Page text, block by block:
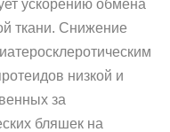
ускорению обмена
ткани. Снижение
низкой и
за
бляшек на